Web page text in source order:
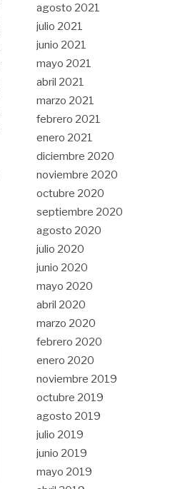
agosto 2021
julio 2021
junio 2021
mayo 2021
abril 2021
marzo 2021
febrero 2021
enero 2021
diciembre 2020
noviembre 2020
octubre 2020
septiembre 2020
agosto 2020
julio 2020
junio 2020
mayo 2020
abril 2020
marzo 2020
febrero 2020
enero 2020
noviembre 2019
octubre 2019
agosto 2019
julio 2019
junio 2019
mayo 2019